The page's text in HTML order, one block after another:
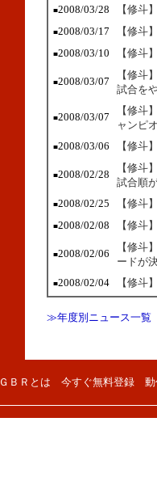
■2008/03/28 【修斗
■2008/03/17 【修斗
■2008/03/10 【修斗
■2008/03/07
【修斗
試合を
■2008/03/07
【修斗
ャンピ
■2008/03/06 【修斗
■2008/02/28
【修斗
試合順
■2008/02/25 【修斗
■2008/02/08 【修斗
■2008/02/06
【修斗
ードが
■2008/02/04 【修斗
≫年度別ニュース一覧
ＧＢＲとは 今すぐ無料登録